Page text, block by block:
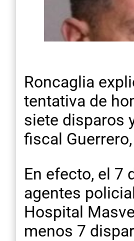
Roncaglia
tentativa de
siete disparos
fiscal
En efecto, el 7
agentes
Hospital
menos 7